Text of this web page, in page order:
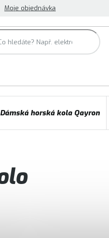
Moje objednávka
Dámská horská kola Qayron